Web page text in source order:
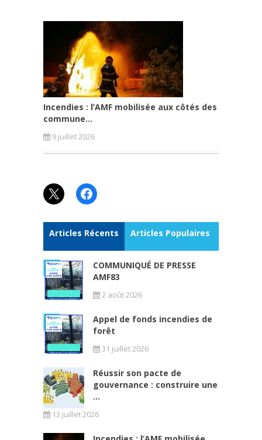
Incendies : l’AMF mobilisée aux côtés des
commune...
9 juillet 2026
X Facebook
Articles Récents Articles Populaires
COMMUNIQUÉ DE PRESSE
AMF83
2 août 2026
Appel de fonds incendies de
forêt
31 juillet 2026
Réussir son pacte de
gouvernance : construire une
...
13 juillet 2026